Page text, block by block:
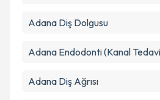
Adana Diş Dolgusu
Adana Endodonti (Kanal
Adana Diş Ağrısı